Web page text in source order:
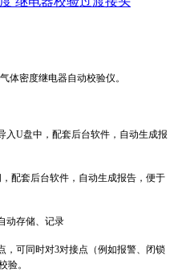
体密度继电器自动校验仪。
入U盘中，配套后台软件，自动生成报
配套后台软件，自动生成报告，便于
动存储、记录
，可同时对3对接点（例如报警、闭锁
验。